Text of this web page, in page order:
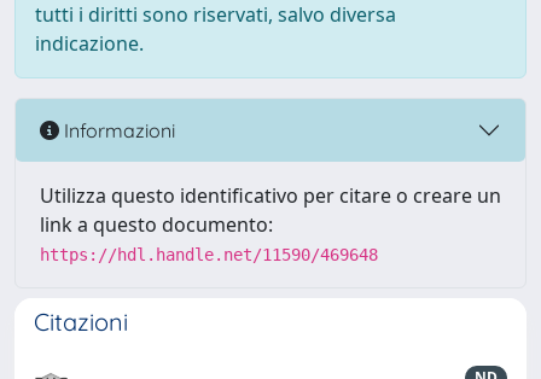
tutti i diritti sono riservati, salvo diversa
indicazione.
Informazioni
Utilizza questo identificativo per citare o creare un
link a questo documento:
https://hdl.handle.net/11590/469648
Citazioni